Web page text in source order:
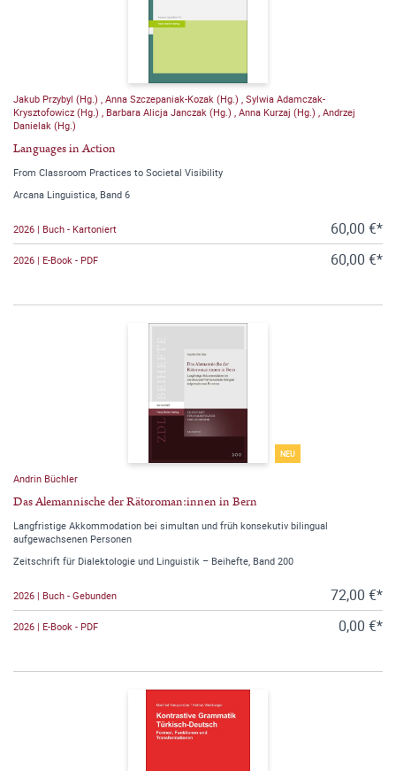
Jakub Przybyl (Hg.) , Anna Szczepaniak-Kozak (Hg.) , Sylwia Adamczak-
Krysztofowicz (Hg.) , Barbara Alicja Janczak (Hg.) , Anna Kurzaj (Hg.) , Andrzej
Danielak (Hg.)
Languages in Action
From Classroom Practices to Societal Visibility
Arcana Linguistica, Band 6
2026 | Buch - Kartoniert 60,00 €*
2026 | E-Book - PDF 60,00 €*
NEU
Andrin Büchler
Das Alemannische der Rätoroman:innen in Bern
Langfristige Akkommodation bei simultan und früh konsekutiv bilingual
aufgewachsenen Personen
Zeitschrift für Dialektologie und Linguistik – Beihefte, Band 200
2026 | Buch - Gebunden 72,00 €*
2026 | E-Book - PDF 0,00 €*